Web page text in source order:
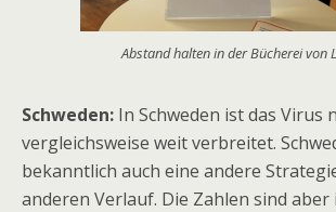
Abstand halten in der Bücherei von
Schweden: In Schweden ist das Virus
vergleichsweise weit verbreitet.
bekanntlich auch eine andere
anderen Verlauf. Die Zahlen sind aber